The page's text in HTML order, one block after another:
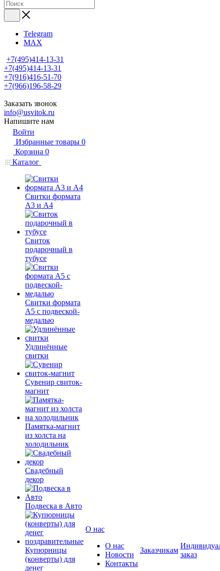
Telegram
MAX
+7(495)414-13-31
+7(495)414-13-31
+7(916)416-51-70
+7(966)196-58-29
Заказать звонок
info@usvitok.ru
Напишите нам
Войти
Избранные товары 0
Корзина 0
Каталог
Свитки формата
А3 и А4
Свиток
подарочный в
тубусе
Свитки формата
А5 с подвеской-
медалью
Удлинённые
свитки
Сувенир свиток-
магнит
Памятка-магнит
из холста на
холодильник
Свадебный
декор
Подвеска в Авто
Купюрницы
(конверты) для
денег
О нас
О нас
Новости
Контакты
Заказчикам
заказ